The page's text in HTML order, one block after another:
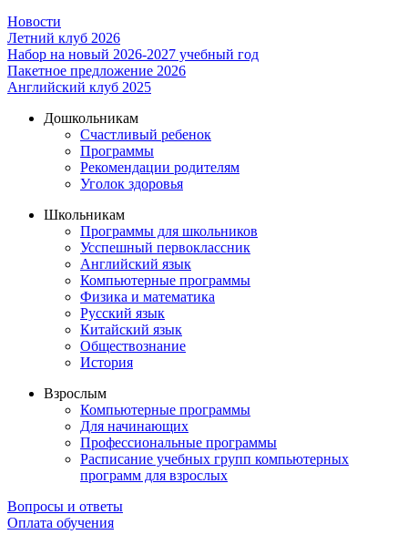
Новости
Летний клуб 2026
Набор на новый 2026-2027 учебный год
Пакетное предложение 2026
Английский клуб 2025
Дошкольникам
Счастливый ребенок
Программы
Рекомендации родителям
Уголок здоровья
Школьникам
Программы для школьников
Усспешный первоклассник
Английский язык
Компьютерные программы
Физика и математика
Русский язык
Китайский язык
Обществознание
История
Взрослым
Компьютерные программы
Для начинающих
Профессиональные программы
Расписание учебных групп компьютерных
программ для взрослых
Вопросы и ответы
Оплата обучения